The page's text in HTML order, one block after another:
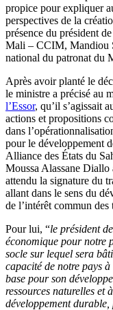
propice pour expliquer
perspectives de la
présence du président
Mali – CCIM, Mandiou
national du patronat du
Après avoir planté le
le ministre a précisé au
l’Essor, qu’il s’agissait
actions et propositions
dans
pour le développement
Alliance des États du
Moussa Alassane Diallo
attendu la signature du
allant dans le sens du
de l’intérêt commun des
Pour lui, “le président
économique pour notre
socle sur lequel sera
capacité de notre pays
base pour son
ressources naturelles et
développement